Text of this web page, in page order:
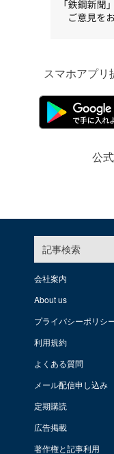
スマホアプリ
公
記事検索
会社案内
About us
プライバシーポリシ
利用規約
よくある質問
メール配信申し込み
定期購読
広告掲載
著作権と記事利用